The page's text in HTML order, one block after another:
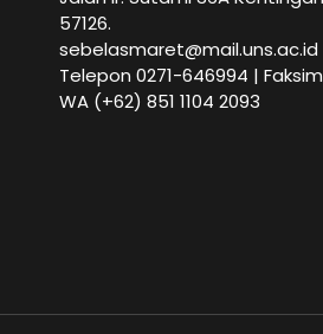
57126.
sebelasmaret@mail.uns.ac.id
Telepon 0271-646994 |
WA (+62) 851 1104 2093